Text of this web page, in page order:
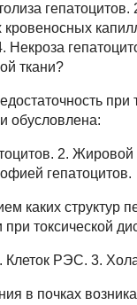
кровеносных
Некроза
ткани?
при
обусловлена:
2.
гепатоцитов.
каких структур
при токсической
Клеток РЭС. 3.
в почках